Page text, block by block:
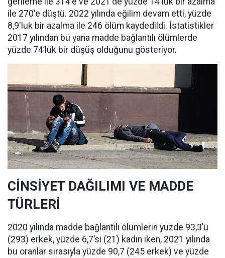
ile 270'e düştü. 2022 yılında eğilim devam etti, yüzde
8,9'luk bir azalma ile 246 ölüm kaydedildi. İstatistikler
2017 yılından bu yana madde bağlantılı ölümlerde
yüzde 74’lük bir düşüş olduğunu gösteriyor.
CİNSİYET DAĞILIMI VE MADDE
TÜRLERİ
2020 yılında madde bağlantılı ölümlerin yüzde 93,3’ü
(293) erkek, yüzde 6,7’si (21) kadın iken, 2021 yılında
bu oranlar sırasıyla yüzde 90,7 (245 erkek) ve yüzde